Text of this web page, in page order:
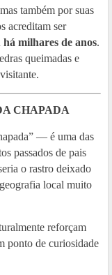
também por suas
acreditam ser
milhares de anos.
queimadas e
CHAPADA
— é uma das
passados de pais
o rastro deixado
local muito
reforçam
ponto de curiosidade